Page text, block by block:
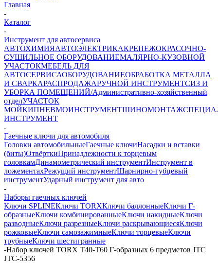
Главная
-
Каталог
-
Инструмент для автосервиса
АВТОХИМИЯАВТОЭЛЕКТРИКАКРЕПЕЖОКРАСОЧНО-
СУШИЛЬНОЕ ОБОРУДОВАНИЕМАЛЯРНО-КУЗОВНОЙ
УЧАСТОКМЕБЕЛЬ ДЛЯ
АВТОСЕРВИСАОБОРУДОВАНИЕОБРАБОТКА МЕТАЛЛА
И СВАРКАРАСПРОДАЖАРУЧНОЙ ИНСТРУМЕНТСИЗ И
УБОРКА ПОМЕЩЕНИЙ/Административно-хозяйственный
отделУЧАСТОК
МОЙКИПНЕВМОИНСТРУМЕНТШИНОМОНТАЖ
ИНСТРУМЕНТ
-
Гаечные ключи для автомобиля
Головки автомобильныеГаечные ключиНасадки и вставки
(биты)ОтвёрткиПринадлежности к торцевым
головкамДинамометрический инструментИнструмент в
ложементахРежущий инструментШарнирно-губцевый
инструментУдарный инструмент для авто
-
Наборы гаечных ключей
Ключи SPLINEКлючи TORXКлючи баллонныеКлючи Г-
образныеКлючи комбинированныеКлючи накидныеКлючи
разводныеКлючи разрезныеКлючи раскрывающиесяКлючи
рожковыеКлючи самозажимныеКлючи торцевыеКлючи
трубныеКлючи шестигранные
-Набор ключей TORX T40-T60 Г-образных 6 предметов JTC
JTC-5356